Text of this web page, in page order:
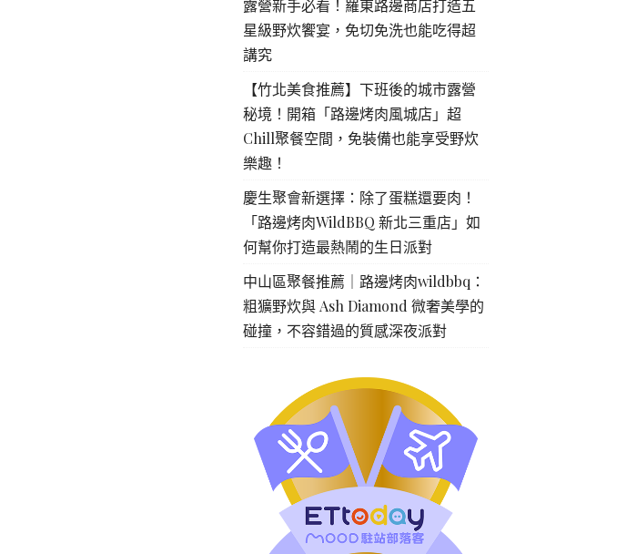
露營新手必看！羅東路邊商店打造五
星級野炊饗宴，免切免洗也能吃得超
講究
【竹北美食推薦】下班後的城市露營
秘境！開箱「路邊烤肉風城店」超
Chill聚餐空間，免裝備也能享受野炊
樂趣！
慶生聚會新選擇：除了蛋糕還要肉！
「路邊烤肉WildBBQ 新北三重店」如
何幫你打造最熱鬧的生日派對
中山區聚餐推薦｜路邊烤肉wildbbq：
粗獷野炊與 Ash Diamond 微奢美學的
碰撞，不容錯過的質感深夜派對